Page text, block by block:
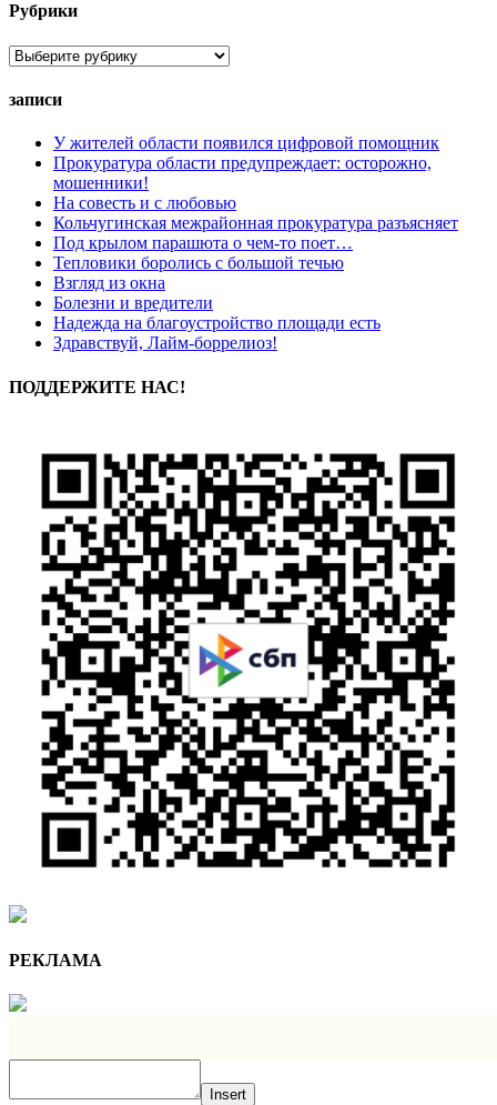
Рубрики
Рубрики
записи
У жителей области появился цифровой помощник
Прокуратура области предупреждает: осторожно,
мошенники!
На совесть и с любовью
Кольчугинская межрайонная прокуратура разъясняет
Под крылом парашюта о чем-то поет…
Тепловики боролись с большой течью
Взгляд из окна
Болезни и вредители
Надежда на благоустройство площади есть
Здравствуй, Лайм-боррелиоз!
ПОДДЕРЖИТЕ НАС!
РЕКЛАМА
Insert